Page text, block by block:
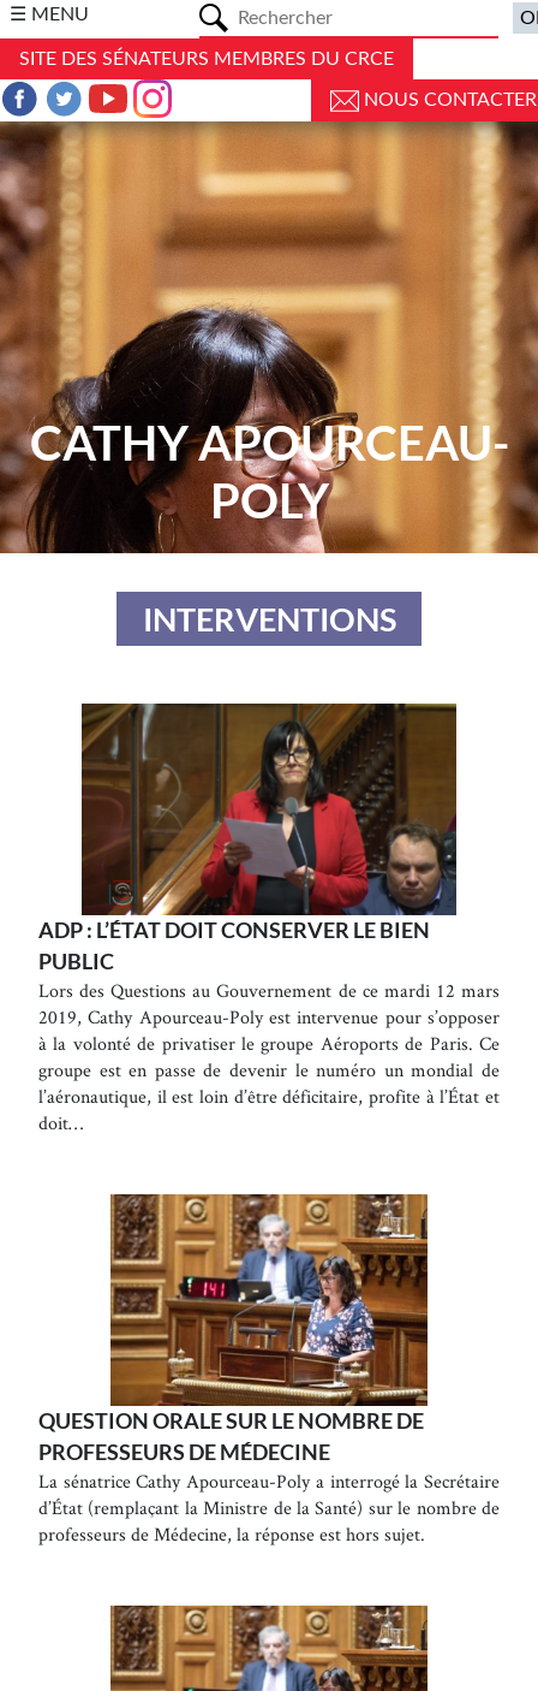
☰ MENU
SITE DES SÉNATEURS MEMBRES DU CRCE
NOUS CONTACTER
CATHY APOURCEAU-
POLY
INTERVENTIONS
ADP : L’ÉTAT DOIT CONSERVER LE BIEN
PUBLIC
Lors des Questions au Gouvernement de ce mardi 12 mars
2019, Cathy Apourceau-Poly est intervenue pour s’opposer
à la volonté de privatiser le groupe Aéroports de Paris. Ce
groupe est en passe de devenir le numéro un mondial de
l’aéronautique, il est loin d’être déficitaire, profite à l’État et
doit…
QUESTION ORALE SUR LE NOMBRE DE
PROFESSEURS DE MÉDECINE
La sénatrice Cathy Apourceau-Poly a interrogé la Secrétaire
d’État (remplaçant la Ministre de la Santé) sur le nombre de
professeurs de Médecine, la réponse est hors sujet.